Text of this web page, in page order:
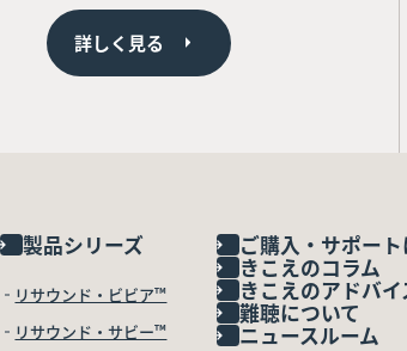
詳しく見る
製品シリーズ
リサウンド・ビビア™
リサウンド・サビー™
ご購入・サポー
きこえのコラム
きこえのアドバイ
難聴について
ニュースルーム